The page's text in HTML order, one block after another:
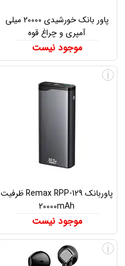
پاور بانک خورشیدی 20000 میلی
آمپری و چراغ قوه
موجود نیست
پاوربانک Remax RPP-129 ظرفیت
20000mAh
موجود نیست
i
i